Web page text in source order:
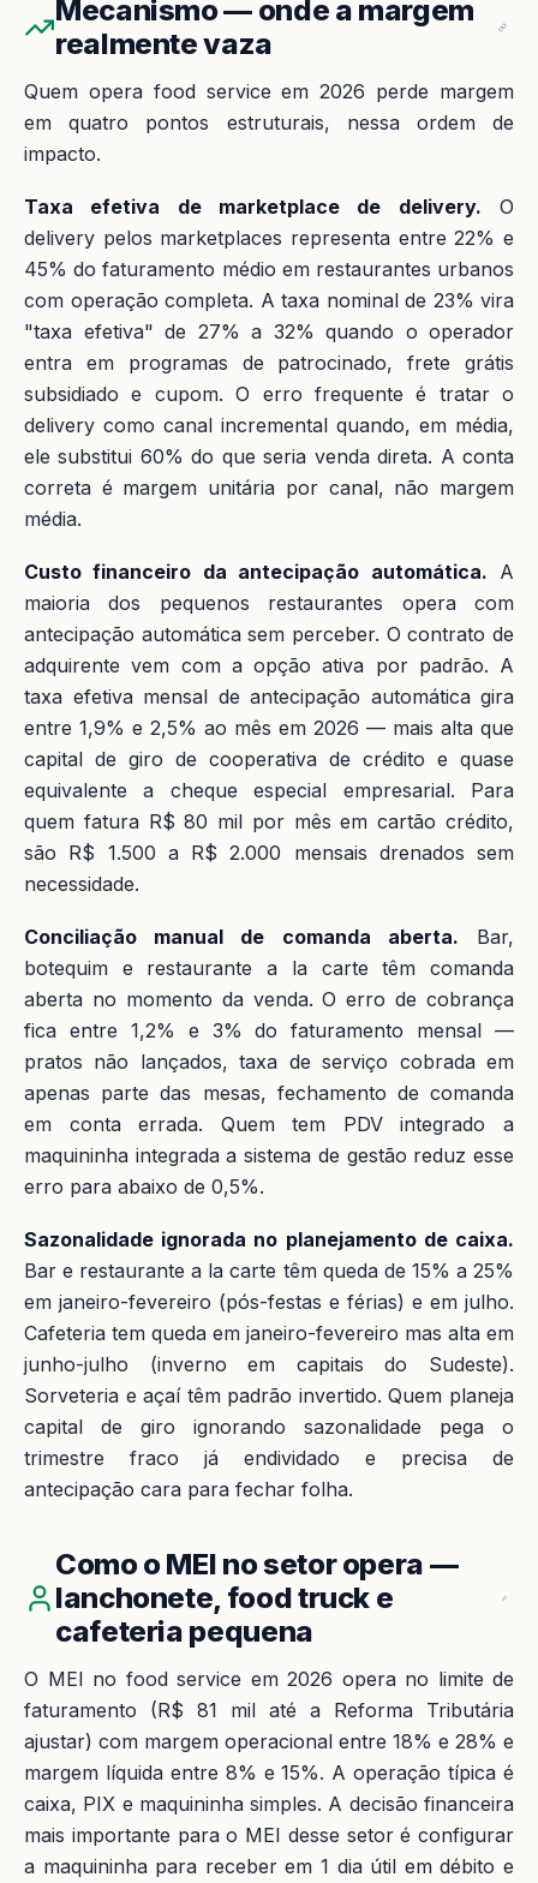
Mecanismo — onde a margem
realmente vaza
Quem opera food service em 2026 perde margem
em quatro pontos estruturais, nessa ordem de
impacto.
Taxa efetiva de marketplace de delivery. O
delivery pelos marketplaces representa entre 22% e
45% do faturamento médio em restaurantes urbanos
com operação completa. A taxa nominal de 23% vira
"taxa efetiva" de 27% a 32% quando o operador
entra em programas de patrocinado, frete grátis
subsidiado e cupom. O erro frequente é tratar o
delivery como canal incremental quando, em média,
ele substitui 60% do que seria venda direta. A conta
correta é margem unitária por canal, não margem
média.
Custo financeiro da antecipação automática. A
maioria dos pequenos restaurantes opera com
antecipação automática sem perceber. O contrato de
adquirente vem com a opção ativa por padrão. A
taxa efetiva mensal de antecipação automática gira
entre 1,9% e 2,5% ao mês em 2026 — mais alta que
capital de giro de cooperativa de crédito e quase
equivalente a cheque especial empresarial. Para
quem fatura R$ 80 mil por mês em cartão crédito,
são R$ 1.500 a R$ 2.000 mensais drenados sem
necessidade.
Conciliação manual de comanda aberta. Bar,
botequim e restaurante a la carte têm comanda
aberta no momento da venda. O erro de cobrança
fica entre 1,2% e 3% do faturamento mensal —
pratos não lançados, taxa de serviço cobrada em
apenas parte das mesas, fechamento de comanda
em conta errada. Quem tem PDV integrado a
maquininha integrada a sistema de gestão reduz esse
erro para abaixo de 0,5%.
Sazonalidade ignorada no planejamento de caixa.
Bar e restaurante a la carte têm queda de 15% a 25%
em janeiro-fevereiro (pós-festas e férias) e em julho.
Cafeteria tem queda em janeiro-fevereiro mas alta em
junho-julho (inverno em capitais do Sudeste).
Sorveteria e açaí têm padrão invertido. Quem planeja
capital de giro ignorando sazonalidade pega o
trimestre fraco já endividado e precisa de
antecipação cara para fechar folha.
Como o MEI no setor opera —
lanchonete, food truck e
cafeteria pequena
O MEI no food service em 2026 opera no limite de
faturamento (R$ 81 mil até a Reforma Tributária
ajustar) com margem operacional entre 18% e 28% e
margem líquida entre 8% e 15%. A operação típica é
caixa, PIX e maquininha simples. A decisão financeira
mais importante para o MEI desse setor é configurar
a maquininha para receber em 1 dia útil em débito e